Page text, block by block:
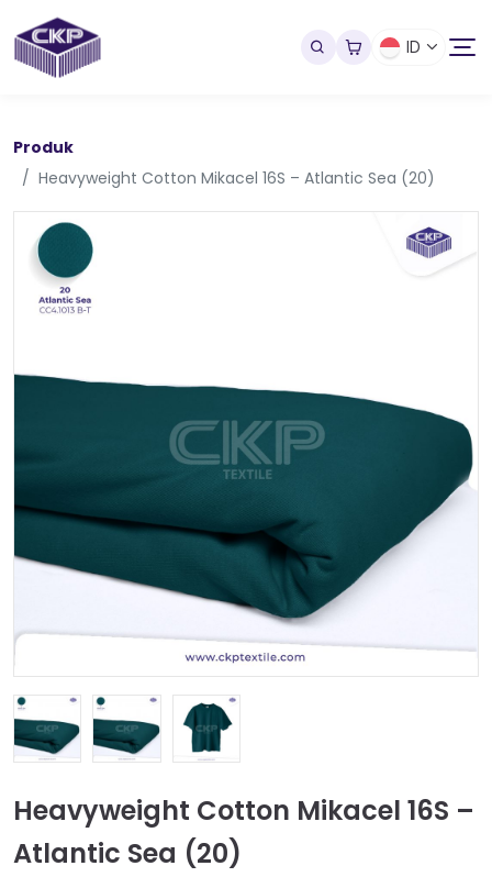
ID
Produk
Heavyweight Cotton Mikacel 16S – Atlantic Sea (20)
Heavyweight Cotton Mikacel 16S –
Atlantic Sea (20)